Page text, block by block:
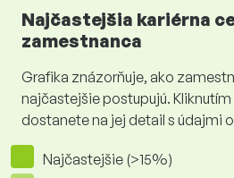
Najčastejšia kariérna
zamestnanca
Grafika znázorňuje, ako
najčastejšie postupujú.
dostanete na jej detail s údajmi
Najčastejšie (>15%)